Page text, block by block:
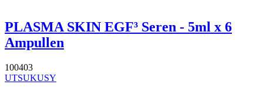
PLASMA SKIN EGF³ Seren - 5ml x 6
Ampullen
100403
UTSUKUSY